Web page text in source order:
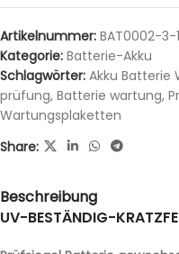
Artikelnummer: BAT0002-3-1
Kategorie: Batterie-Akku
Schlagwörter: Akku Batterie
prüfung, Batterie wartung,
Wartungsplaketten
Share:
Beschreibung
UV-BESTÄNDIG-